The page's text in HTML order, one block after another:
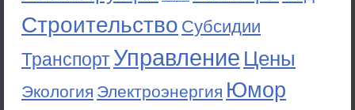
Строительство Субсидии
ТранспортУправление Цены
Экология Электроэнергия Юмор